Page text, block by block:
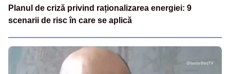
Planul de criză privind raționalizarea energiei: 9
scenarii de risc în care se aplică